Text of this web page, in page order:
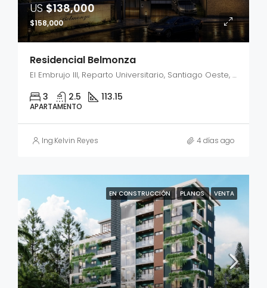
US$138,000
$158,000
Residencial Belmonza
El Embrujo III, Reparto Universitario, Santiago Oeste, Santiago, 51043, República Dominicana
3 2.5 113.15
APARTAMENTO
Ing.Kelvin Reyes 4 días ago
EN CONSTRUCCIÓN PLANOS VENTA